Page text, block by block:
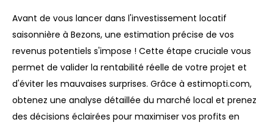
Avant de vous lancer dans l'investissement locatif
saisonnière à Bezons, une estimation précise de vos
revenus potentiels s'impose ! Cette étape cruciale vous
permet de valider la rentabilité réelle de votre projet et
d'éviter les mauvaises surprises. Grâce à estimopti.com,
obtenez une analyse détaillée du marché local et prenez
des décisions éclairées pour maximiser vos profits en